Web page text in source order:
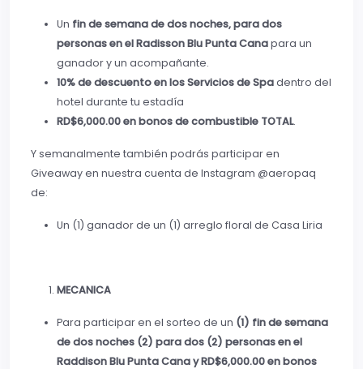
Un fin de semana de dos noches, para dos
personas en el Radisson Blu Punta Canapara un
ganador y un acompañante.
10% de descuento en los Servicios de Spadentro del
hotel durante tu estadía
RD$6,000.00 en bonos de combustible TOTAL.
Y semanalmente también podrás participar en
Giveaway en nuestra cuenta de Instagram @aeropaq
de:
Un (1) ganador de un (1) arreglo floral de Casa Liria
MECANICA
Para participar en el sorteo de un (1) fin de semana
de dos noches (2) para dos (2) personas en el
Raddison Blu Punta Cana y RD$6,000.00 en bonos